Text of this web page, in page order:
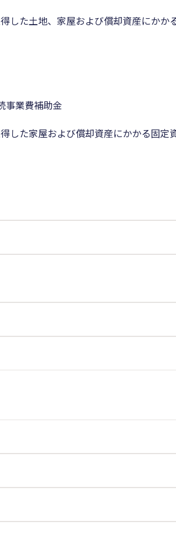
した土地、家屋および償却資産にかか
事業費補助金
した家屋および償却資産にかかる固定